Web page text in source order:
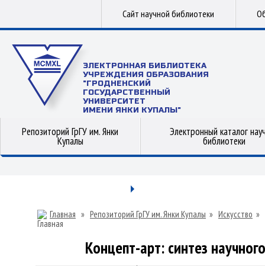
Сайт научной библиотеки
ЭЛЕКТРОННАЯ БИБЛИОТЕКА
УЧРЕЖДЕНИЯ ОБРАЗОВАНИЯ
"ГРОДНЕНСКИЙ
ГОСУДАРСТВЕННЫЙ
УНИВЕРСИТЕТ
ИМЕНИ ЯНКИ КУПАЛЫ"
Репозиторий ГрГУ им. Янки
Купалы
Электронный каталог
библиотеки
Главная » Репозиторий ГрГУ им. Янки Купалы » Искусство »
Концепт-арт: синтез